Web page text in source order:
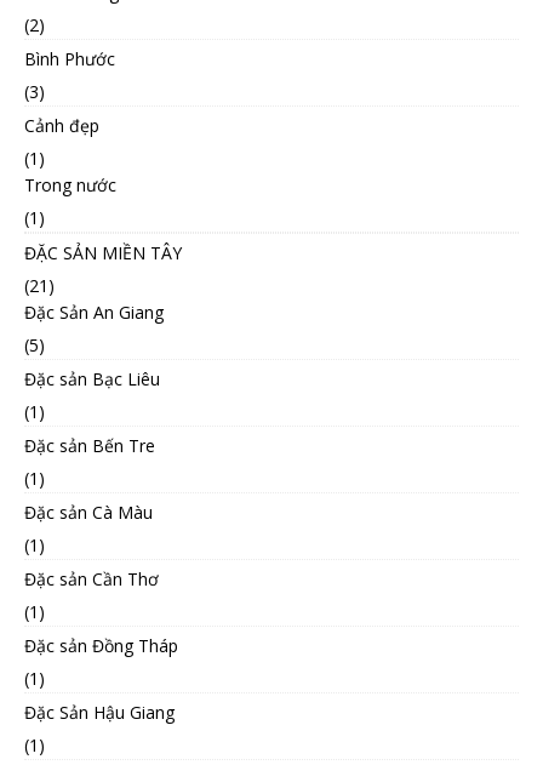
(2)
Bình Phước
(3)
Cảnh đẹp
(1)
Trong nước
(1)
ĐẶC SẢN MIỀN TÂY
(21)
Đặc Sản An Giang
(5)
Đặc sản Bạc Liêu
(1)
Đặc sản Bến Tre
(1)
Đặc sản Cà Màu
(1)
Đặc sản Cần Thơ
(1)
Đặc sản Đồng Tháp
(1)
Đặc Sản Hậu Giang
(1)